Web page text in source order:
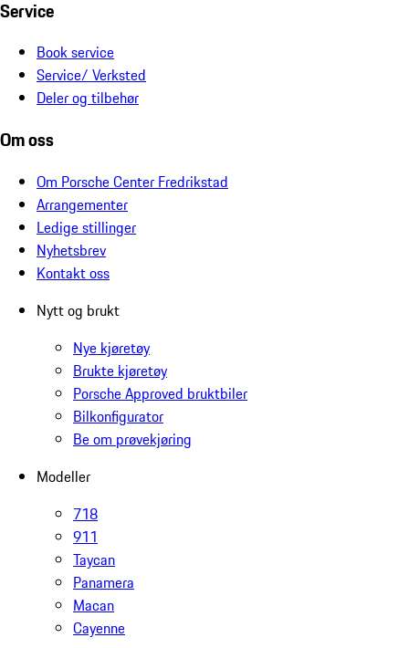
Service
Book service
Service/ Verksted
Deler og tilbehør
Om oss
Om Porsche Center Fredrikstad
Arrangementer
Ledige stillinger
Nyhetsbrev
Kontakt oss
Nytt og brukt
Nye kjøretøy
Brukte kjøretøy
Porsche Approved bruktbiler
Bilkonfigurator
Be om prøvekjøring
Modeller
718
911
Taycan
Panamera
Macan
Cayenne